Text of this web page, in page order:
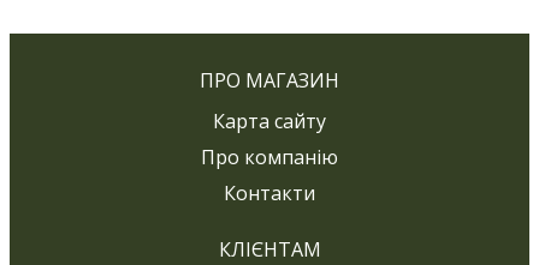
ПРО МАГАЗИН
Карта сайту
Про компанію
Контакти
КЛІЄНТАМ